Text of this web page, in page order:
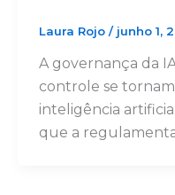
Laura Rojo / junho 1,
A governança da
controle se
inteligência
que a